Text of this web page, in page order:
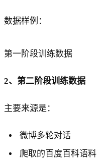
数据样例：
第一阶段训练数据
2、第二阶段训练数据
主要来源是：
微博多轮对话
爬取的百度百科语料